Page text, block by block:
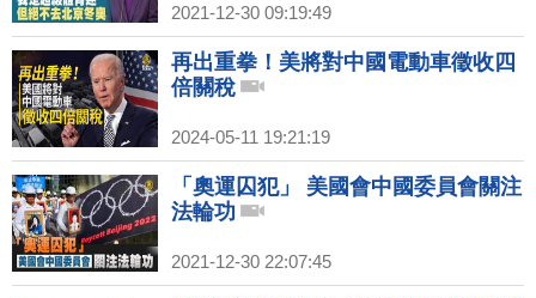
2021-12-30 09:19:49
再出重拳！美將對中國電動車徵收四
倍關稅
2024-05-11 19:21:19
「奧運囚犯」 美國會中國委員會關注
法輪功
2021-12-30 22:07:45